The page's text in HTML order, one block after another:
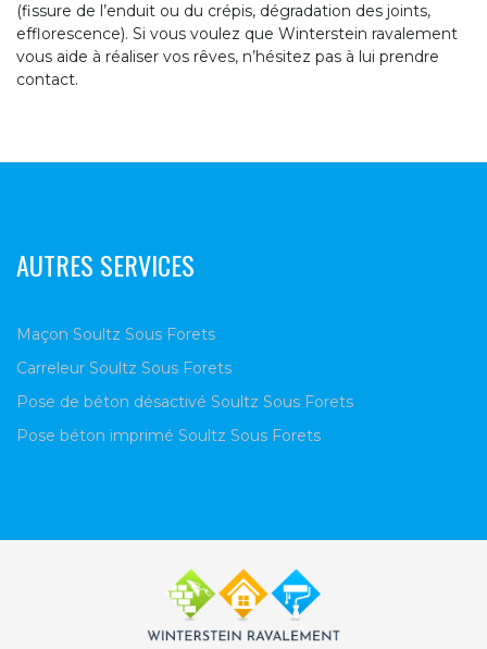
(fissure de l’enduit ou du crépis, dégradation des joints,
efflorescence). Si vous voulez que Winterstein ravalement
vous aide à réaliser vos rêves, n’hésitez pas à lui prendre
contact.
AUTRES SERVICES
Maçon Soultz Sous Forets
Carreleur Soultz Sous Forets
Pose de béton désactivé Soultz Sous Forets
Pose béton imprimé Soultz Sous Forets